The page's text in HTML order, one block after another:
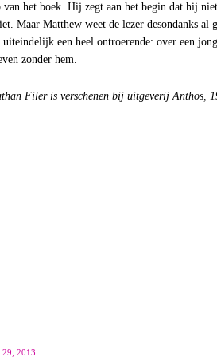
van het boek. Hij zegt aan het begin dat hij
Maar Matthew weet de lezer desondanks al
een heel ontroerende: over een
zonder hem.
Filer is verschenen bij uitgeverij Anthos,
2013